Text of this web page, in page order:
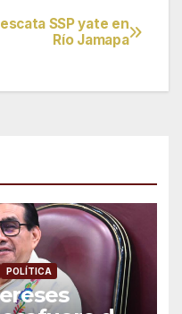
SSP yate en
Río Jamapa
POLÍTICA